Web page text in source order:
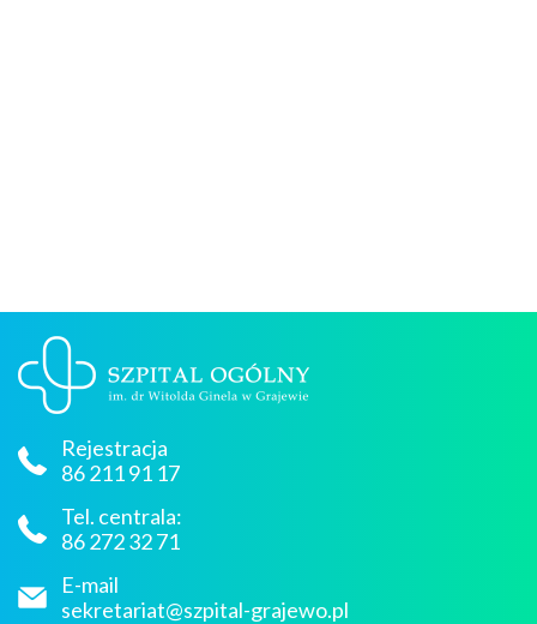
Rejestracja
86 211 91 17
Tel. centrala:
86 272 32 71
E-mail
sekretariat@szpital-grajewo.pl